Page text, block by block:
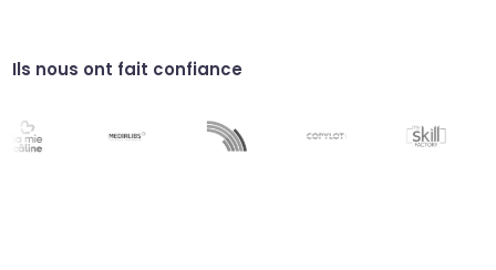
vue 360° du client. Alignement total des
Automatisez le cycle de vie des versions de
démonstration. Accélération du cycle de
Ils nous ont fait confiance